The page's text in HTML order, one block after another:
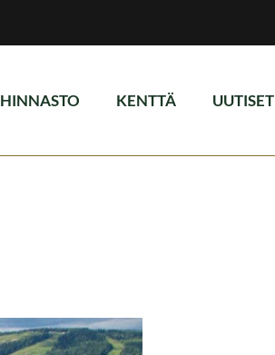
HINNASTO KENTTÄ UUTISET